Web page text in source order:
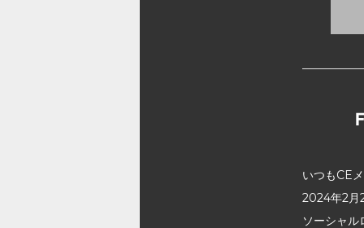
いつもCE
2024年2月
ソーシャ